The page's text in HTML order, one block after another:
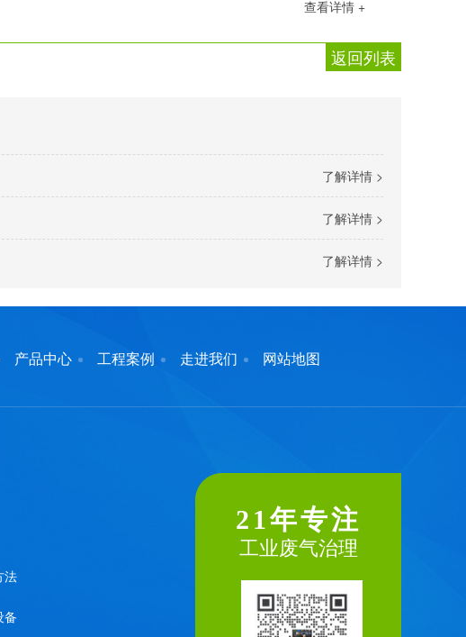
查看详情 +
返回列表
了解详情 >
了解详情 >
了解详情 >
产品中心 工程案例 走进我们 网站地图
法
备
21年专注
工业废气治理